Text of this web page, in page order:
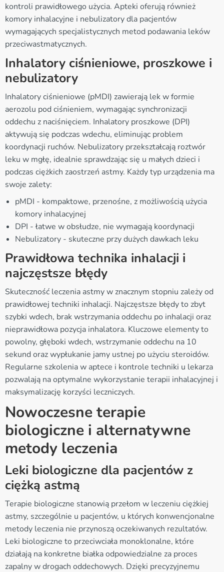
kontroli prawidłowego użycia. Apteki oferują również
komory inhalacyjne i nebulizatory dla pacjentów
wymagających specjalistycznych metod podawania leków
przeciwastmatycznych.
Inhalatory ciśnieniowe, proszkowe i
nebulizatory
Inhalatory ciśnieniowe (pMDI) zawierają lek w formie
aerozolu pod ciśnieniem, wymagając synchronizacji
oddechu z naciśnięciem. Inhalatory proszkowe (DPI)
aktywują się podczas wdechu, eliminując problem
koordynacji ruchów. Nebulizatory przekształcają roztwór
leku w mgłę, idealnie sprawdzając się u małych dzieci i
podczas ciężkich zaostrzeń astmy. Każdy typ urządzenia ma
swoje zalety:
pMDI - kompaktowe, przenośne, z możliwością użycia
komory inhalacyjnej
DPI - łatwe w obsłudze, nie wymagają koordynacji
Nebulizatory - skuteczne przy dużych dawkach leku
Prawidłowa technika inhalacji i
najczęstsze błędy
Skuteczność leczenia astmy w znacznym stopniu zależy od
prawidłowej techniki inhalacji. Najczęstsze błędy to zbyt
szybki wdech, brak wstrzymania oddechu po inhalacji oraz
nieprawidłowa pozycja inhalatora. Kluczowe elementy to
powolny, głęboki wdech, wstrzymanie oddechu na 10
sekund oraz wypłukanie jamy ustnej po użyciu steroidów.
Regularne szkolenia w aptece i kontrole techniki u lekarza
pozwalają na optymalne wykorzystanie terapii inhalacyjnej i
maksymalizację korzyści leczniczych.
Nowoczesne terapie
biologiczne i alternatywne
metody leczenia
Leki biologiczne dla pacjentów z
ciężką astmą
Terapie biologiczne stanowią przełom w leczeniu ciężkiej
astmy, szczególnie u pacjentów, u których konwencjonalne
metody leczenia nie przynoszą oczekiwanych rezultatów.
Leki biologiczne to przeciwciała monoklonalne, które
działają na konkretne białka odpowiedzialne za proces
zapalny w drogach oddechowych. Dzięki precyzyjnemu